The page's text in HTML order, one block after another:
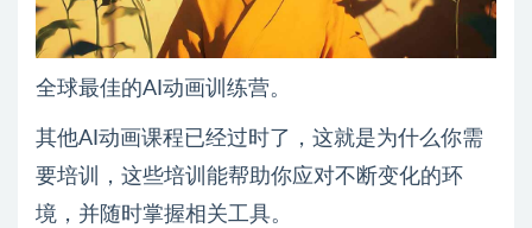
全球最佳的AI动画训练营。
其他AI动画课程已经过时了，这就是为什么你需
要培训，这些培训能帮助你应对不断变化的环
境，并随时掌握相关工具。